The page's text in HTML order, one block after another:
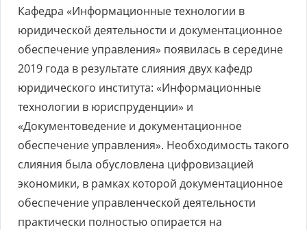
Кафедра «Информационные технологии в
юридической деятельности и документационное
обеспечение управления» появилась в середине
2019 года в результате слияния двух кафедр
юридического института: «Информационные
технологии в юриспруденции» и
«Документоведение и документационное
обеспечение управления». Необходимость такого
слияния была обусловлена цифровизацией
экономики, в рамках которой документационное
обеспечение управленческой деятельности
практически полностью опирается на